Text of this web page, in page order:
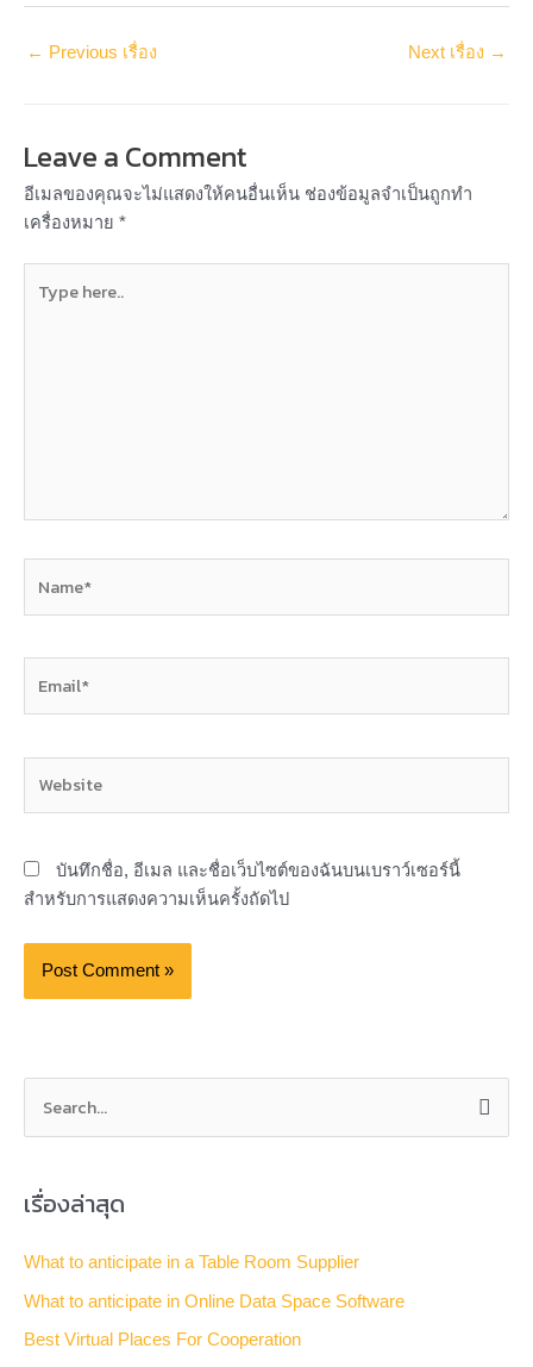
← Previous เรื่อง Next เรื่อง →
Leave a Comment
อีเมลของคุณจะไม่แสดงให้คนอื่นเห็น ช่องข้อมูลจำเป็นถูกทำ
เครื่องหมาย *
here..
บันทึกชื่อ, อีเมล และชื่อเว็บไซต์ของฉันบนเบราว์เซอร์นี้
สำหรับการแสดงความเห็นครั้งถัดไป
r
c
เรื่องล่าสุด
What to anticipate in a Table Room Supplier
What to anticipate in Online Data Space Software
Best Virtual Places For Cooperation